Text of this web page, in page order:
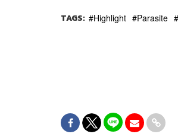
TAGS: Highlight Parasite